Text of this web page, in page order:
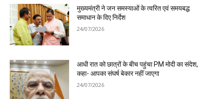
मुख्यमंत्री ने जन समस्याओं के त्वरित एवं समयबद्ध
समाधान के दिए निर्देश
24/07/2026
आधी रात को छात्रों के बीच पहुंचा PM मोदी का संदेश,
कहा- आपका संघर्ष बेकार नहीं जाएगा
24/07/2026